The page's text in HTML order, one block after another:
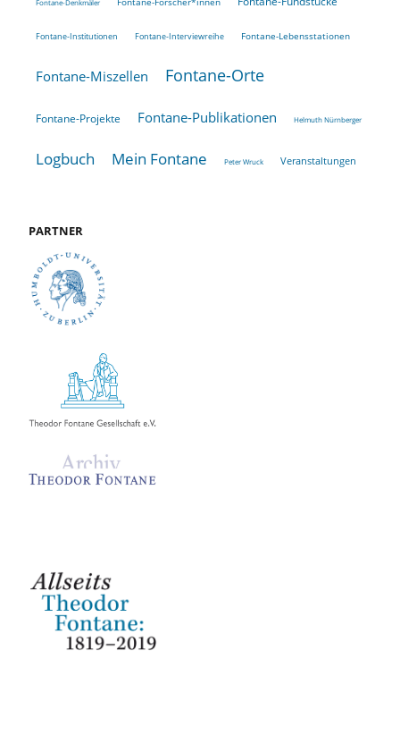
Fontane-Denkmäler
Fontane-Institutionen Fontane-Interviewreihe Fontane-Lebensstationen
Fontane-Miszellen Fontane-Orte
Fontane-Projekte Fontane-Publikationen Helmuth Nürnberger
Logbuch Mein Fontane Peter Wruck Veranstaltungen
PARTNER